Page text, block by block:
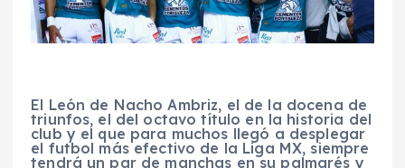
El León de Nacho Ambriz, el de la docena de
triunfos, el del octavo título en la historia del
club y el que para muchos llegó a desplegar
el futbol más efectivo de la Liga MX, siempre
tendrá un par de manchas en su palmarés y